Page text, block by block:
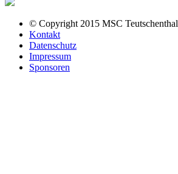
© Copyright 2015 MSC Teutschenthal
Kontakt
Datenschutz
Impressum
Sponsoren